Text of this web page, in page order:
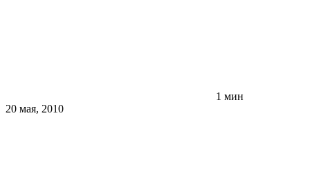
1 мин
20 мая, 2010